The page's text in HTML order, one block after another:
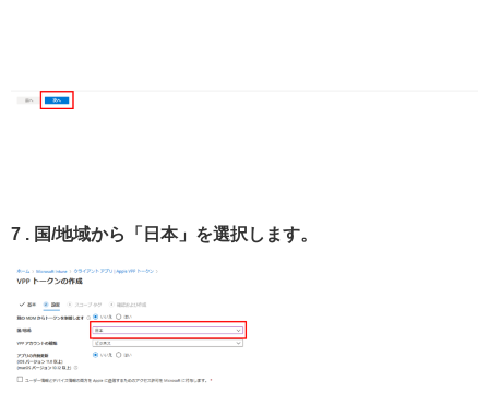
7 . 国/地域から「日本」を選択します。